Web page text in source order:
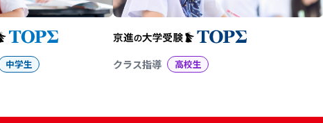
中学生 クラス指導 高校生